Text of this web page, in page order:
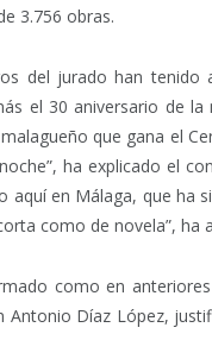
3.756 obras.
del jurado han
el 30 aniversario de
que gana el
ha explicado el
aquí en Málaga, que ha
como de novela”, ha
como en
Antonio Díaz López,